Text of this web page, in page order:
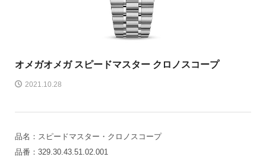
オメガオメガ スピードマスター クロノスコープ
2021.10.28
品名：スピードマスター・クロノスコープ
品番：329.30.43.51.02.001